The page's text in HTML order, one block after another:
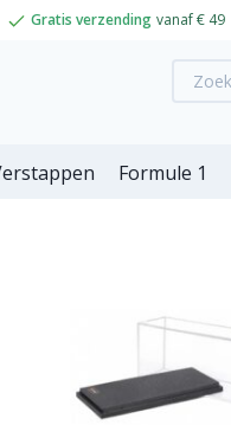
Gratis verzending vanaf € 49
Formule 1